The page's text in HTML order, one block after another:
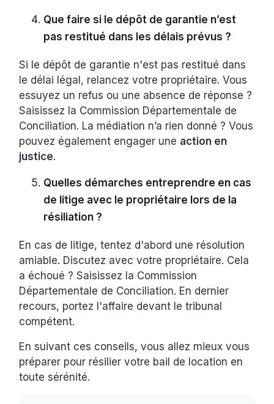
Que faire si le dépôt de garantie n’est
pas restitué dans les délais prévus ?
Si le dépôt de garantie n'est pas restitué dans
le délai légal, relancez votre propriétaire. Vous
essuyez un refus ou une absence de réponse ?
Saisissez la Commission Départementale de
Conciliation. La médiation n’a rien donné ? Vous
pouvez également engager une action en
justice.
Quelles démarches entreprendre en cas
de litige avec le propriétaire lors de la
résiliation ?
En cas de litige, tentez d'abord une résolution
amiable. Discutez avec votre propriétaire. Cela
a échoué ? Saisissez la Commission
Départementale de Conciliation. En dernier
recours, portez l'affaire devant le tribunal
compétent.
En suivant ces conseils, vous allez mieux vous
préparer pour résilier votre bail de location en
toute sérénité.